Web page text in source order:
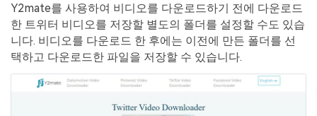
Y2mate를 사용하여 비디오를 다운로드하기 전에 다운로드
한 트위터 비디오를 저장할 별도의 폴더를 설정할 수도 있습
니다. 비디오를 다운로드 한 후에는 이전에 만든 폴더를 선
택하고 다운로드한 파일을 저장할 수 있습니다.